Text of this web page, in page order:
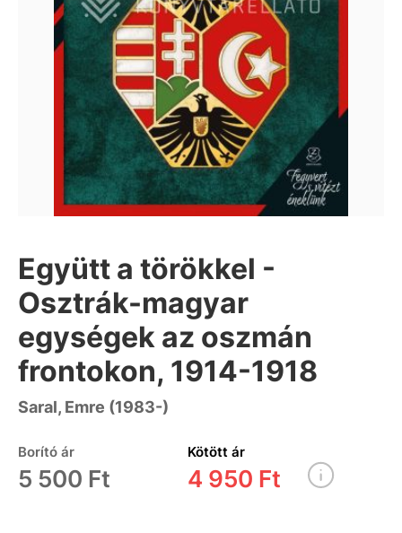
Együtt a törökkel -
Osztrák-magyar
egységek az oszmán
frontokon, 1914-1918
Saral, Emre (1983-)
Borító ár
5 500 Ft
Kötött ár
4 950 Ft